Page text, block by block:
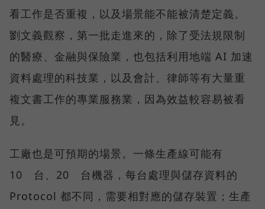
看工作是否重複，以及場景能不能被清楚定義。
劉文義觀察，第一批走進來的，除了受法規限制
的醫療、金融與保險業，也包括利用地端 AI 加速
資料處理的科技業，以及會計、律師等有大量重
複文書工作的專業服務業，因為效益較容易被看
見。
工廠也是可預期的場景。一條生產線可能有
10 台、20 台機器，每台處理與儲存資料的
Protocol 都不同，需要相對應的儲存裝置；生產